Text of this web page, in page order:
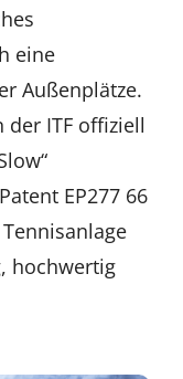
eine
Außenplätze.
der ITF offiziell
EP277 66
hochwertig